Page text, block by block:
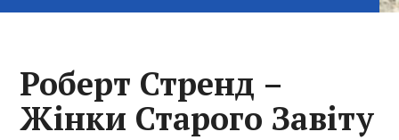
Роберт Стренд –
Жінки Старого Завіту